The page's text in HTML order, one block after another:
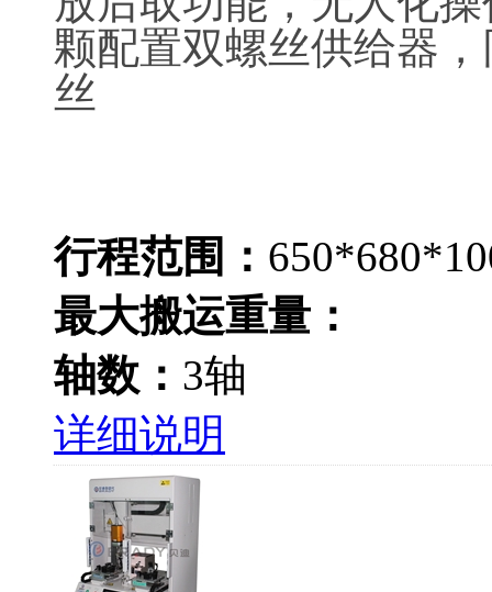
颗配置双螺丝供给器
丝
行程范围：
最大搬运重量：
轴数： 3轴
详细说明